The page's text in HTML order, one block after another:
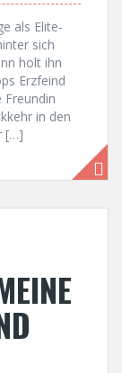
als Elite-
sich
holt ihn
Erzfeind
Freundin
in den
[…]